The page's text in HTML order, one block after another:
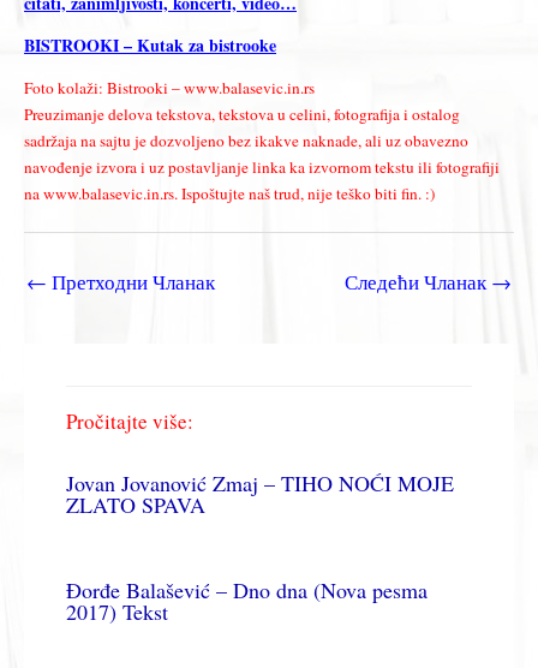
BISTROOKI – Kutak za bistrooke
Foto kolaži: Bistrooki – www.balasevic.in.rs
Preuzimanje delova tekstova, tekstova u celini, fotografija i ostalog
sadržaja na sajtu je dozvoljeno bez ikakve naknade, ali uz obavezno
navođenje izvora i uz postavljanje linka ka izvornom tekstu ili fotografiji
na www.balasevic.in.rs. Ispoštujte naš trud, nije teško biti fin. :)
← Претходни Чланак Следећи Чланак →
Pročitajte više:
Jovan Jovanović Zmaj – TIHO NOĆI MOJE
ZLATO SPAVA
Đorđe Balašević – Dno dna (Nova pesma
2017) Tekst